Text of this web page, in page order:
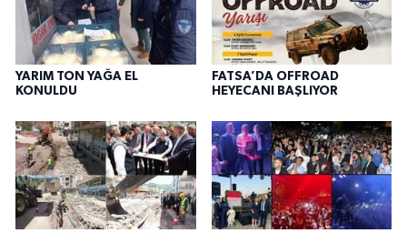
YARIM TON YAĞA EL
KONULDU
FATSA’DA OFFROAD
HEYECANI BAŞLIYOR